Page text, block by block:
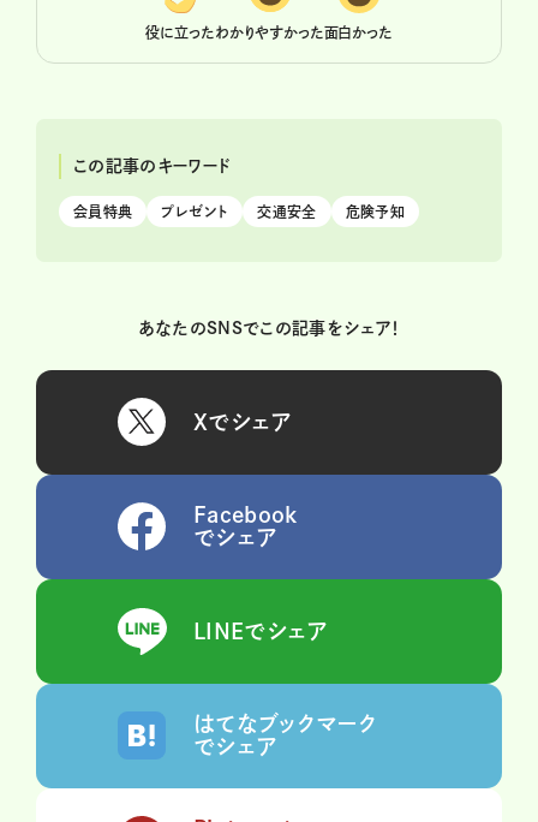
役に立ったわかりやすかった面白かった
この記事のキーワード
会員特典 プレゼント 交通安全 危険予知
あなたのSNSでこの記事をシェア！
Xでシェア
Facebook
でシェア
LINEでシェア
はてなブックマーク
でシェア